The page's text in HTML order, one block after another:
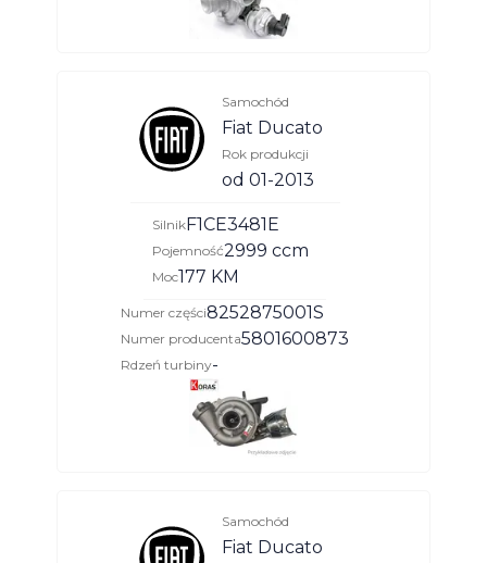
Samochód
Fiat Ducato
Rok produkcji
od 01-2013
Silnik F1CE3481E
Pojemność2999 ccm
Moc177 KM
Numer części8252875001S
Numer producenta5801600873
Rdzeń turbiny-
Samochód
Fiat Ducato